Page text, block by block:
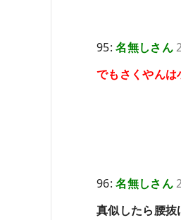
95:名無しさん
でもさくやんは
96:名無しさん
真似したら腰抜